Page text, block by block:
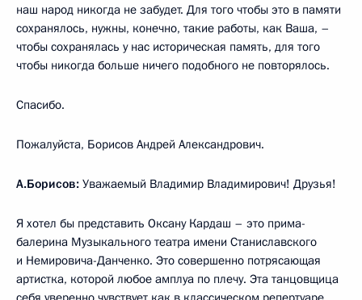
наш народ никогда не забудет. Для того чтобы это в памяти
сохранялось, нужны, конечно, такие работы, как Ваша, –
чтобы сохранялась у нас историческая память, для того
чтобы никогда больше ничего подобного не повторялось.
Спасибо.
Пожалуйста, Борисов Андрей Александрович.
А.Борисов: Уважаемый Владимир Владимирович! Друзья!
Я хотел бы представить Оксану Кардаш – это прима-
балерина Музыкального театра имени Станиславского
и Немировича-Данченко. Это совершенно потрясающая
артистка, которой любое амплуа по плечу. Эта танцовщица